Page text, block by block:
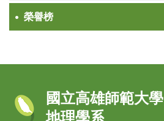
榮譽榜
國立高雄師範大學
地理學系